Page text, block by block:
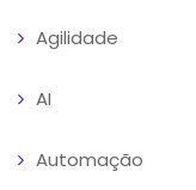
Agilidade
AI
Automação